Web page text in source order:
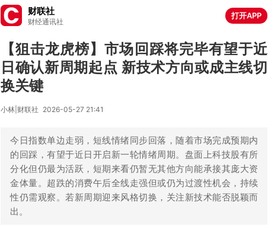
财联社
财经通讯社
打开APP
【狙击龙虎榜】市场回踩将完毕有望于近
日确认新周期起点 新技术方向或成主线切
换关键
小林|财联社 2026-05-27 21:41
今日指数单边走弱，短线情绪同步回落，随着市场完成预期内
的回踩，有望于近日开启新一轮情绪周期。盘面上科技股有所
分化但仍最为活跃，短期来看仍暂无其他方向能承接其庞大资
金体量。超跌的消费午后全线走强但或仍为过渡性机会，持续
性仍需观察。若新周期迎来风格切换，关注新技术能否脱颖而
出。